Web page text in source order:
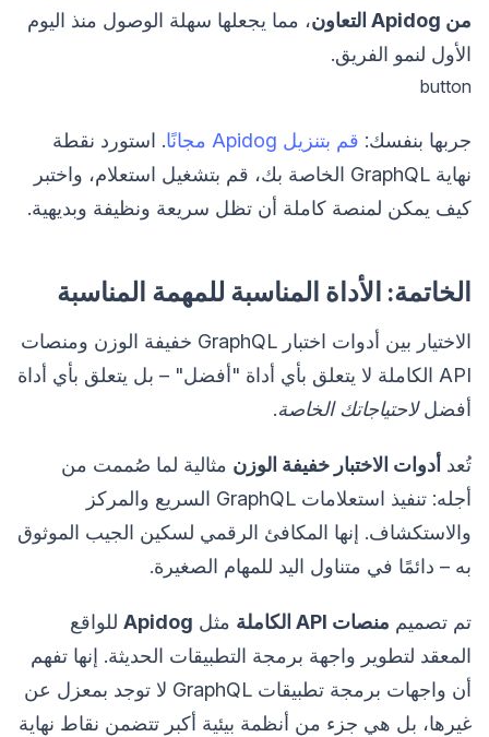
من Apidog التعاون
، مما يجعلها سهلة الوصول منذ اليوم
الأول لنمو الفريق.
button
جربها بنفسك: قم بتنزيل Apidog مجانًا
. استورد نقطة
نهاية GraphQL الخاصة بك، قم بتشغيل استعلام، واختبر
كيف يمكن لمنصة كاملة أن تظل سريعة ونظيفة وبديهية.
الخاتمة: الأداة المناسبة للمهمة المناسبة
الاختيار بين أدوات اختبار GraphQL خفيفة الوزن ومنصات
API الكاملة لا يتعلق بأي أداة "أفضل" – بل يتعلق بأي أداة
أفضللاحتياجاتك الخاصة.
تُعد أدوات الاختبار خفيفة الوزن مثالية لما صُممت من
أجله: تنفيذ استعلامات GraphQL السريع والمركز
والاستكشاف. إنها المكافئ الرقمي لسكين الجيب الموثوق
به – دائمًا في متناول اليد للمهام الصغيرة.
تم تصميم منصات API الكاملة مثل Apidog للواقع
المعقد لتطوير واجهة برمجة التطبيقات الحديثة. إنها تفهم
أن واجهات برمجة تطبيقات GraphQL لا توجد بمعزل عن
غيرها، بل هي جزء من أنظمة بيئية أكبر تتضمن نقاط نهاية